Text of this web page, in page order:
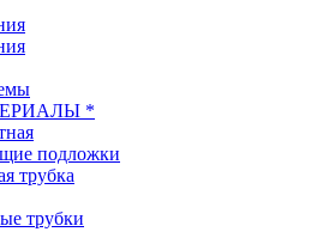
*
подложки
трубка
трубки